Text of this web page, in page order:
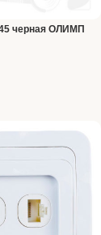
черная ОЛИМП